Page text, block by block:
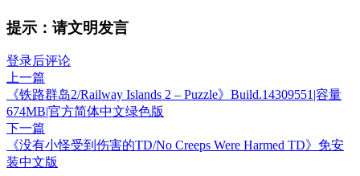
提示：请文明发言
登录后评论
上一篇
《铁路群岛2/Railway Islands 2 – Puzzle》Build.14309551|容量
674MB|官方简体中文绿色版
下一篇
《没有小怪受到伤害的TD/No Creeps Were Harmed TD》免安
装中文版